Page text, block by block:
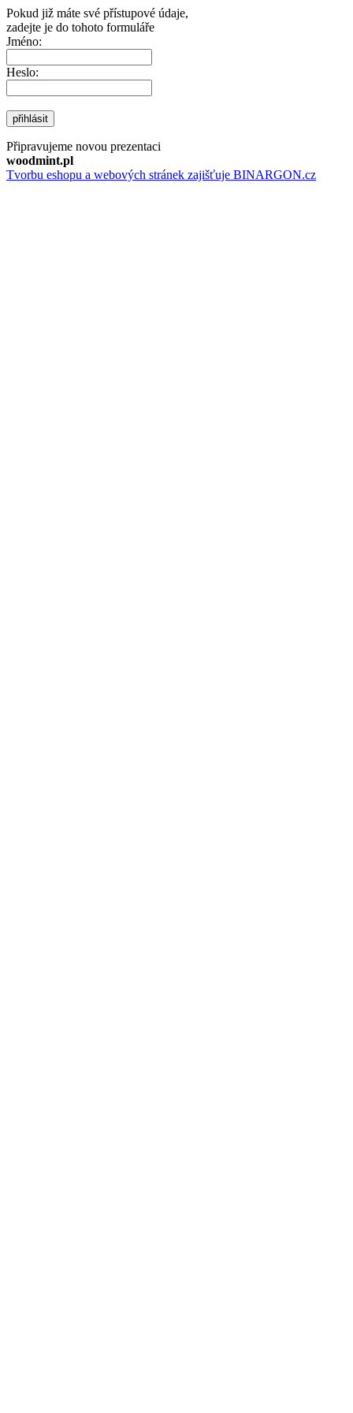
Pokud již máte své přístupové údaje,
zadejte je do tohoto formuláře
Jméno:
Heslo:
přihlásit
Připravujeme novou prezentaci
woodmint.pl
Tvorbu eshopu a webových stránek zajišťuje BINARGON.cz